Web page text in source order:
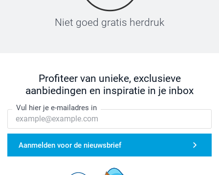
Niet goed gratis herdruk
Profiteer van unieke, exclusieve
aanbiedingen en inspiratie in je inbox
Vul hier je e-mailadres in
Aanmelden voor de nieuwsbrief